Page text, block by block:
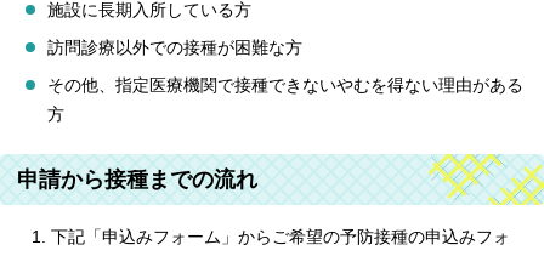
施設に長期入所している方
訪問診療以外での接種が困難な方
その他、指定医療機関で接種できないやむを得ない理由がある
方
申請から接種までの流れ
下記「申込みフォーム」からご希望の予防接種の申込みフォ